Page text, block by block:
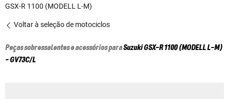
GSX-R 1100 (MODELL L-M)
Voltar à seleção de motociclos
Peças sobressalentes e acessórios paraSuzukiGSX-R 1100 (MODELL L-M)
- GV73C/L